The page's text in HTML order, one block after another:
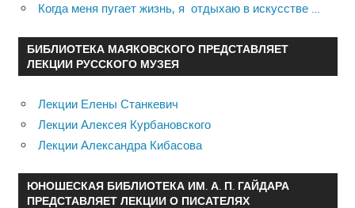
Когда меня пугает жизнь, я отдыхаю в искусстве …
БИБЛИОТЕКА МАЯКОВСКОГО ПРЕДСТАВЛЯЕТ
ЛЕКЦИИ РУССКОГО МУЗЕЯ
Лекции Елены Станкевич
Лекции Алексея Курбановского
Лекции Александра Кибасова
ЮНОШЕСКАЯ БИБЛИОТЕКА ИМ. А. П. ГАЙДАРА
ПРЕДСТАВЛЯЕТ ЛЕКЦИИ О ПИСАТЕЛЯХ